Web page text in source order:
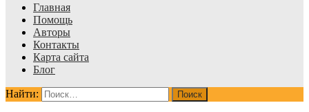
Главная
Помощь
Авторы
Контакты
Карта сайта
Блог
Найти: